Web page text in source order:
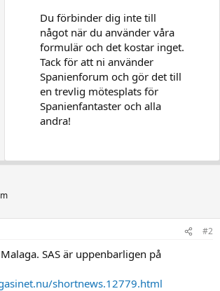
Du förbinder dig inte till
något när du använder våra
formulär och det kostar inget.
Tack för att ni använder
Spanienforum och gör det till
en trevlig mötesplats för
Spanienfantaster och alla
andra!
#2
SAS är uppenbarligen på
shortnews.12779.html